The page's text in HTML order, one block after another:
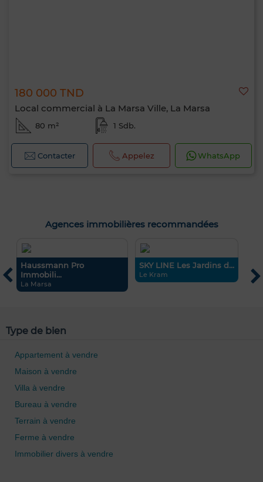
180 000 TND
Local commercial à La Marsa Ville, La Marsa
80 m² 1 Sdb.
Contacter Appelez WhatsApp
Agences immobilières recommandées
Haussmann Pro
Immobili...
La Marsa
SKY LINE Les Jardins d...
Le Kram
Type de bien
Appartement à vendre
Maison à vendre
Villa à vendre
Bureau à vendre
Terrain à vendre
Ferme à vendre
Immobilier divers à vendre